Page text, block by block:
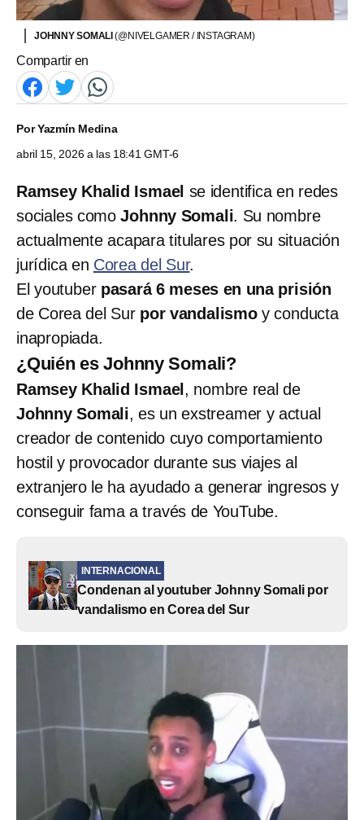
JOHNNY SOMALI(@NIVELGAMER / INSTAGRAM)
Compartir en
PorYazmín Medina
abril 15, 2026 a las 18:41 GMT-6
Ramsey Khalid Ismael se identifica en redes
sociales comoJohnny Somali. Su nombre
actualmente acapara titulares por su situación
jurídica en Corea del Sur.
El youtuber pasará 6 meses en una prisión
de Corea del Sur por vandalismoy conducta
inapropiada.
¿Quién es Johnny Somali?
Ramsey Khalid Ismael , nombre real de
Johnny Somali, es un exstreamer y actual
creador de contenido cuyo comportamiento
hostil y provocador durante sus viajes al
extranjero le ha ayudado a generar ingresos y
conseguir fama a través de YouTube.
INTERNACIONAL
Condenan al youtuber Johnny Somali por
vandalismo en Corea del Sur